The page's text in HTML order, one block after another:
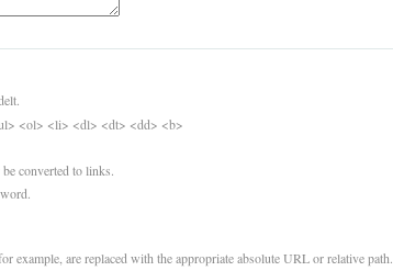
<ol> <li> <dl> <dt> <dd> <b>
converted to links.
example, are replaced with the appropriate absolute URL or relative path.